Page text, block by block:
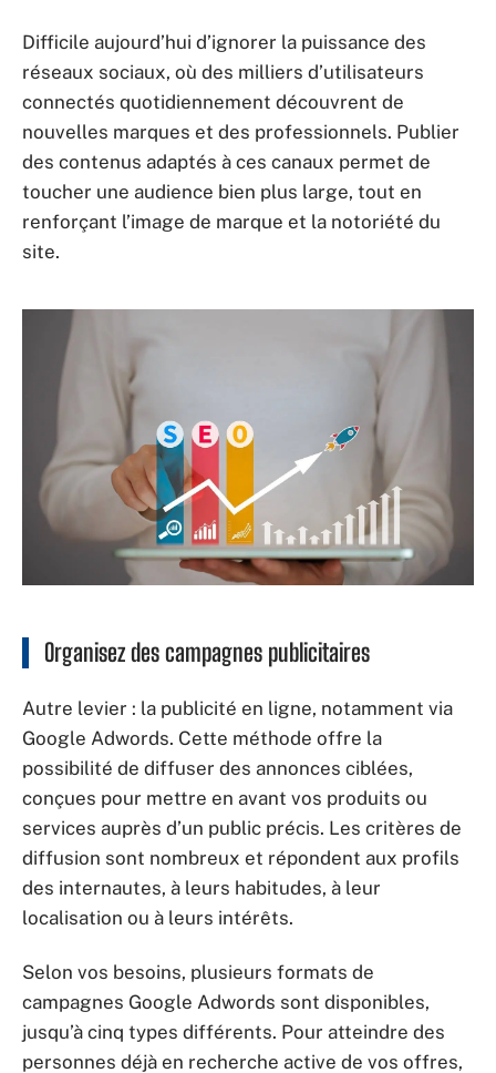
Difficile aujourd’hui d’ignorer la puissance des
réseaux sociaux, où des milliers d’utilisateurs
connectés quotidiennement découvrent de
nouvelles marques et des professionnels. Publier
des contenus adaptés à ces canaux permet de
toucher une audience bien plus large, tout en
renforçant l’image de marque et la notoriété du
site.
Organisez des campagnes publicitaires
Autre levier : la publicité en ligne, notamment via
Google Adwords. Cette méthode offre la
possibilité de diffuser des annonces ciblées,
conçues pour mettre en avant vos produits ou
services auprès d’un public précis. Les critères de
diffusion sont nombreux et répondent aux profils
des internautes, à leurs habitudes, à leur
localisation ou à leurs intérêts.
Selon vos besoins, plusieurs formats de
campagnes Google Adwords sont disponibles,
jusqu’à cinq types différents. Pour atteindre des
personnes déjà en recherche active de vos offres,